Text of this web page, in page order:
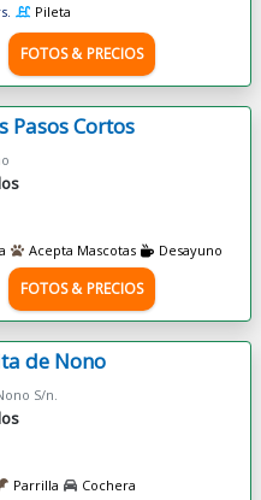
Pileta
FOTOS & PRECIOS
Pasos Cortos
Acepta Mascotas Desayuno
FOTOS & PRECIOS
de Nono
S/n.
Parrilla Cochera